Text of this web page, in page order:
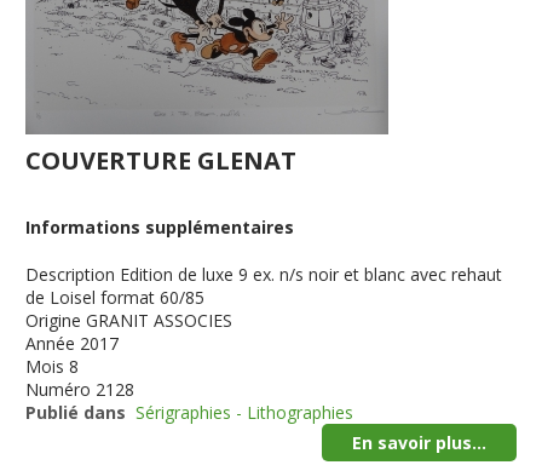
COUVERTURE GLENAT
Informations supplémentaires
Description Edition de luxe 9 ex. n/s noir et blanc avec rehaut
de Loisel format 60/85
Origine GRANIT ASSOCIES
Année 2017
Mois 8
Numéro 2128
Publié dans Sérigraphies - Lithographies
En savoir plus...